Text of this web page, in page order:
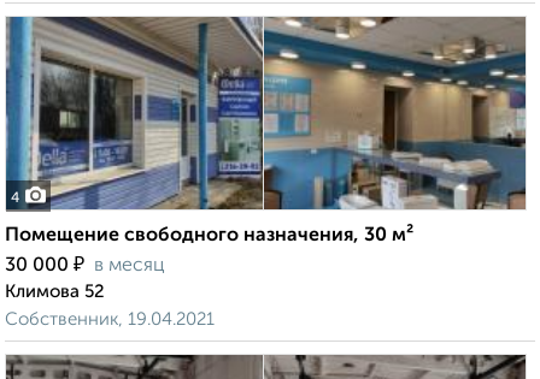
4
Помещение свободного назначения, 30 м²
30 000 ₽ в месяц
Климова 52
Собственник, 19.04.2021